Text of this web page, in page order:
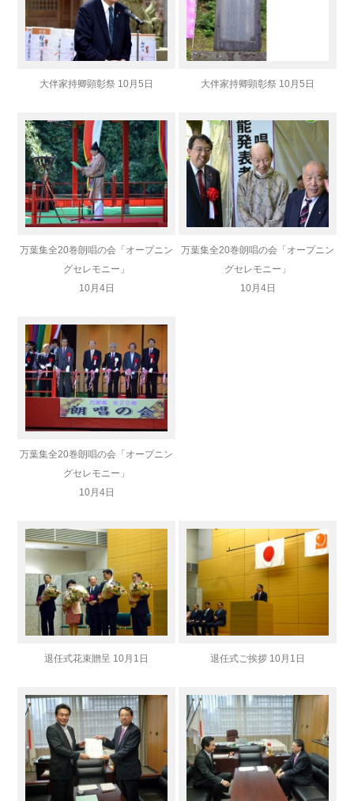
大伴家持卿顕彰祭 10月5日 大伴家持卿顕彰祭 10月5日
万葉集全20巻朗唱の会「オープニン
グセレモニー」
10月4日
万葉集全20巻朗唱の会「オープニン
グセレモニー」
10月4日
万葉集全20巻朗唱の会「オープニン
グセレモニー」
10月4日
退任式花束贈呈 10月1日 退任式ご挨拶 10月1日